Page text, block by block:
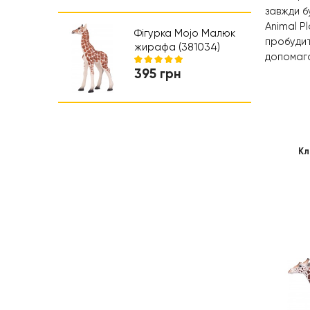
Коляски та автокрісла
Ходунки
Фігурка Mojo Малюк
жирафа (381034)
395 грн
завжди
Animal